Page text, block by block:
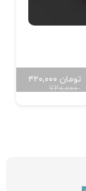
۷۲۰,۰۰۰
۴۲۰,۰۰۰ تومان